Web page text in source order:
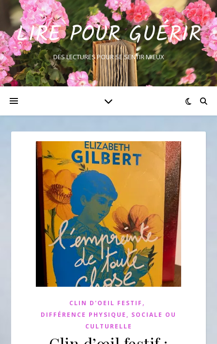
LIRE POUR GUÉRIR
DES LECTURES POUR SE SENTIR MIEUX
CLIN D'OEIL FESTIF ,
DIFFÉRENCE PHYSIQUE, SOCIALE OU
CULTURELLE